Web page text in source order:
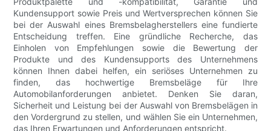
Kundensupport sowie Preis und Wertversprechen können Sie
bei der Auswahl eines Bremsbelagherstellers eine fundierte
Entscheidung treffen. Eine gründliche Recherche, das
Einholen von Empfehlungen sowie die Bewertung der
Produkte und des Kundensupports des Unternehmens
können Ihnen dabei helfen, ein seriöses Unternehmen zu
finden, das hochwertige Bremsbeläge für Ihre
Automobilanforderungen anbietet. Denken Sie daran,
Sicherheit und Leistung bei der Auswahl von Bremsbelägen in
den Vordergrund zu stellen, und wählen Sie ein Unternehmen,
das Ihren Erwartungen und Anforderungen entspricht.